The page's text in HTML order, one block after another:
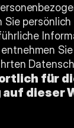
Sie
für
dieser